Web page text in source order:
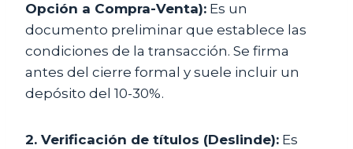
Opción a Compra-Venta): Es un
documento preliminar que establece las
condiciones de la transacción. Se firma
antes del cierre formal y suele incluir un
depósito del 10-30%.
2. Verificación de títulos (Deslinde): Es